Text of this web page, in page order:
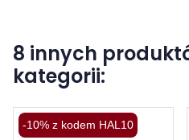
8 innych
kategorii:
-10% z kodem HAL10